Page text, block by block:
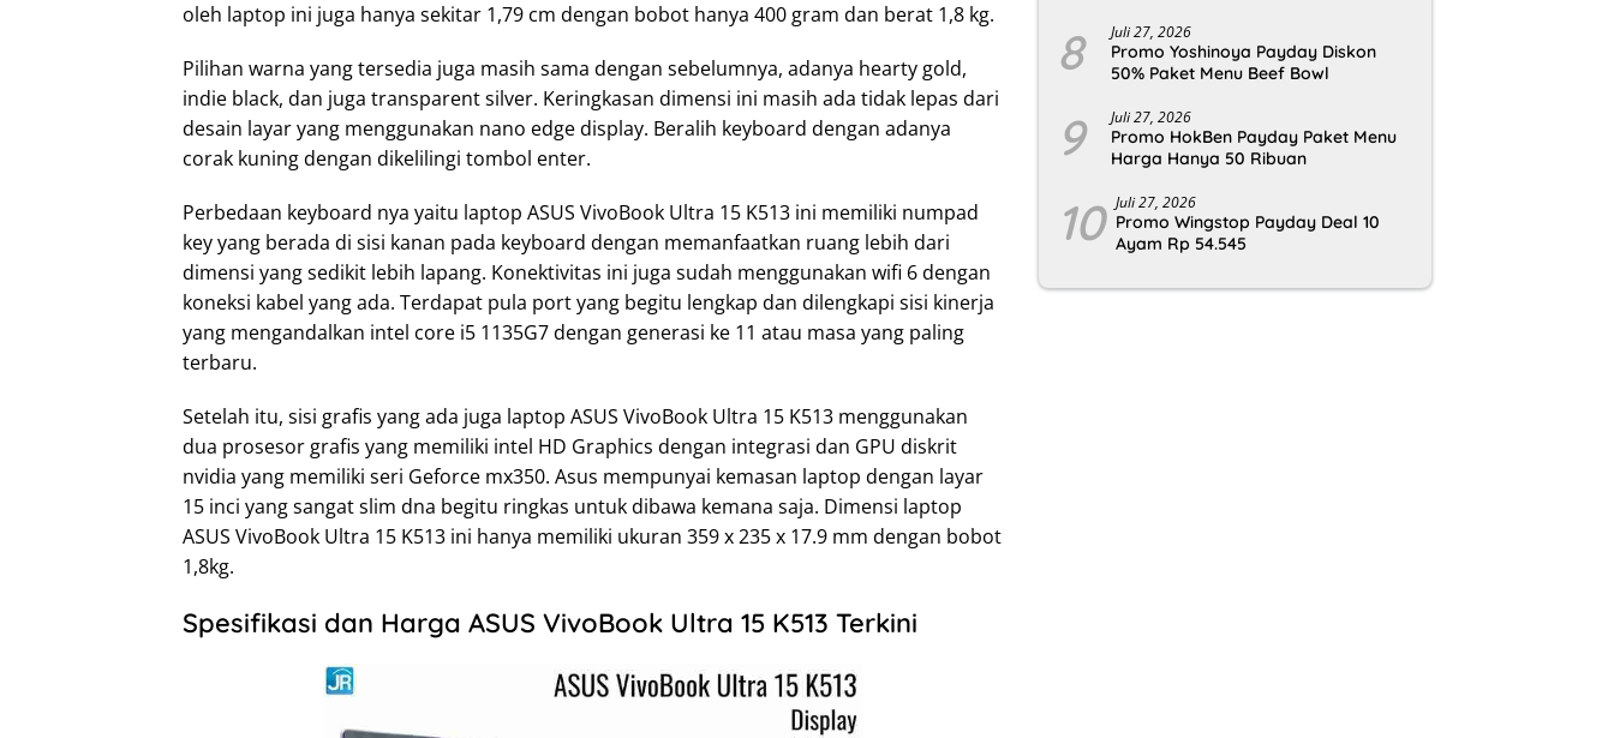
oleh laptop ini juga hanya sekitar 1,79 cm dengan bobot hanya 400 gram dan berat 1,8 kg.
Pilihan warna yang tersedia juga masih sama dengan sebelumnya, adanya hearty gold,
indie black, dan juga transparent silver. Keringkasan dimensi ini masih ada tidak lepas dari
desain layar yang menggunakan nano edge display. Beralih keyboard dengan adanya
corak kuning dengan dikelilingi tombol enter.
Perbedaan keyboard nya yaitu laptop ASUS VivoBook Ultra 15 K513 ini memiliki numpad
key yang berada di sisi kanan pada keyboard dengan memanfaatkan ruang lebih dari
dimensi yang sedikit lebih lapang. Konektivitas ini juga sudah menggunakan wifi 6 dengan
koneksi kabel yang ada. Terdapat pula port yang begitu lengkap dan dilengkapi sisi kinerja
yang mengandalkan intel core i5 1135G7 dengan generasi ke 11 atau masa yang paling
terbaru.
Setelah itu, sisi grafis yang ada juga laptop ASUS VivoBook Ultra 15 K513 menggunakan
dua prosesor grafis yang memiliki intel HD Graphics dengan integrasi dan GPU diskrit
nvidia yang memiliki seri Geforce mx350. Asus mempunyai kemasan laptop dengan layar
15 inci yang sangat slim dna begitu ringkas untuk dibawa kemana saja. Dimensi laptop
ASUS VivoBook Ultra 15 K513 ini hanya memiliki ukuran 359 x 235 x 17.9 mm dengan bobot
1,8kg.
Spesifikasi dan Harga ASUS VivoBook Ultra 15 K513 Terkini
8 Juli 27, 2026
Promo Yoshinoya Payday Diskon
50% Paket Menu Beef Bowl
9 Juli 27, 2026
Promo HokBen Payday Paket Menu
Harga Hanya 50 Ribuan
10 Juli 27, 2026
Promo Wingstop Payday Deal 10
Ayam Rp 54.545